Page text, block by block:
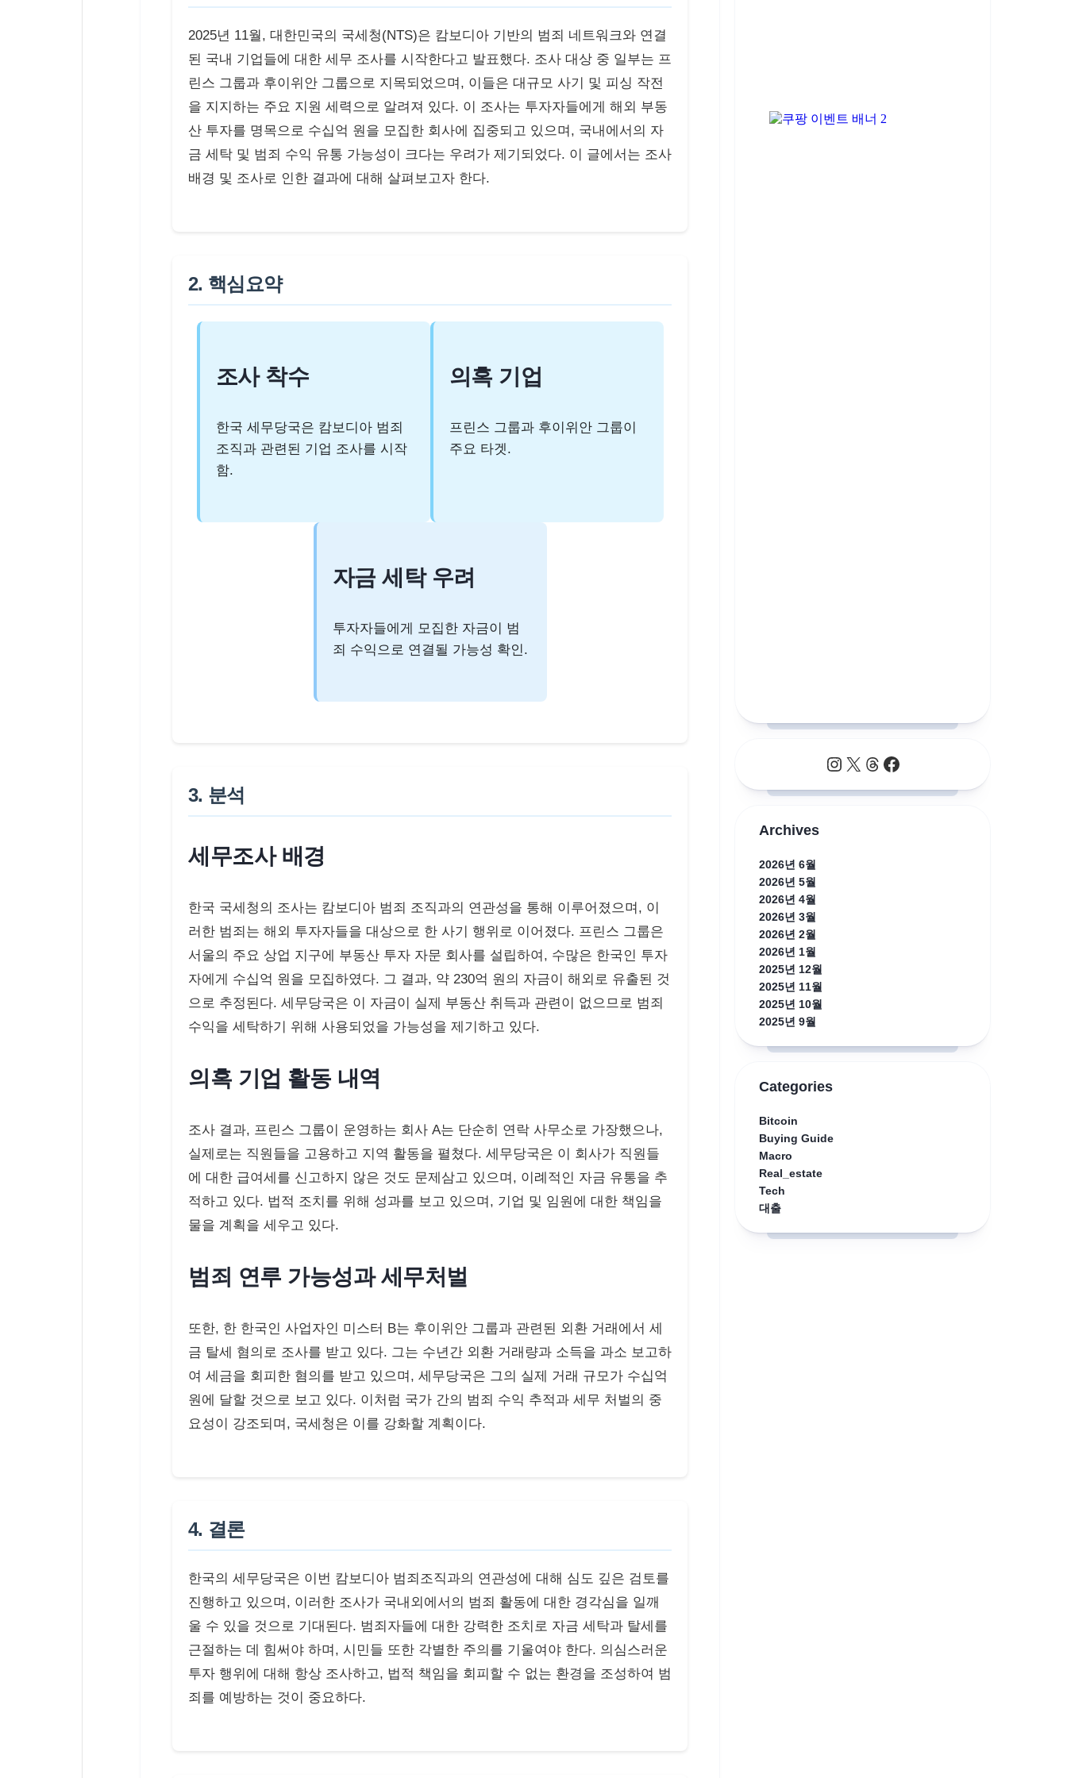
2025년 11월, 대한민국의 국세청(NTS)은 캄보디아 기반의 범죄 네트워크와 연결
된 국내 기업들에 대한 세무 조사를 시작한다고 발표했다. 조사 대상 중 일부는 프
린스 그룹과 후이위안 그룹으로 지목되었으며, 이들은 대규모 사기 및 피싱 작전
을 지지하는 주요 지원 세력으로 알려져 있다. 이 조사는 투자자들에게 해외 부동
산 투자를 명목으로 수십억 원을 모집한 회사에 집중되고 있으며, 국내에서의 자
금 세탁 및 범죄 수익 유통 가능성이 크다는 우려가 제기되었다. 이 글에서는 조사
배경 및 조사로 인한 결과에 대해 살펴보고자 한다.
2. 핵심요약
조사 착수
한국 세무당국은 캄보디아 범죄
조직과 관련된 기업 조사를 시작
함.
의혹 기업
프린스 그룹과 후이위안 그룹이
주요 타겟.
자금 세탁 우려
투자자들에게 모집한 자금이 범
죄 수익으로 연결될 가능성 확인.
3. 분석
세무조사 배경
한국 국세청의 조사는 캄보디아 범죄 조직과의 연관성을 통해 이루어졌으며, 이
러한 범죄는 해외 투자자들을 대상으로 한 사기 행위로 이어졌다. 프린스 그룹은
서울의 주요 상업 지구에 부동산 투자 자문 회사를 설립하여, 수많은 한국인 투자
자에게 수십억 원을 모집하였다. 그 결과, 약 230억 원의 자금이 해외로 유출된 것
으로 추정된다. 세무당국은 이 자금이 실제 부동산 취득과 관련이 없으므로 범죄
수익을 세탁하기 위해 사용되었을 가능성을 제기하고 있다.
의혹 기업 활동 내역
조사 결과, 프린스 그룹이 운영하는 회사 A는 단순히 연락 사무소로 가장했으나,
실제로는 직원들을 고용하고 지역 활동을 펼쳤다. 세무당국은 이 회사가 직원들
에 대한 급여세를 신고하지 않은 것도 문제삼고 있으며, 이례적인 자금 유통을 추
적하고 있다. 법적 조치를 위해 성과를 보고 있으며, 기업 및 임원에 대한 책임을
물을 계획을 세우고 있다.
범죄 연루 가능성과 세무처벌
또한, 한 한국인 사업자인 미스터 B는 후이위안 그룹과 관련된 외환 거래에서 세
금 탈세 혐의로 조사를 받고 있다. 그는 수년간 외환 거래량과 소득을 과소 보고하
여 세금을 회피한 혐의를 받고 있으며, 세무당국은 그의 실제 거래 규모가 수십억
원에 달할 것으로 보고 있다. 이처럼 국가 간의 범죄 수익 추적과 세무 처벌의 중
요성이 강조되며, 국세청은 이를 강화할 계획이다.
4. 결론
한국의 세무당국은 이번 캄보디아 범죄조직과의 연관성에 대해 심도 깊은 검토를
진행하고 있으며, 이러한 조사가 국내외에서의 범죄 활동에 대한 경각심을 일깨
울 수 있을 것으로 기대된다. 범죄자들에 대한 강력한 조치로 자금 세탁과 탈세를
근절하는 데 힘써야 하며, 시민들 또한 각별한 주의를 기울여야 한다. 의심스러운
투자 행위에 대해 항상 조사하고, 법적 책임을 회피할 수 없는 환경을 조성하여 범
죄를 예방하는 것이 중요하다.
Instagram
X Threads
Facebook
Archives
2026년 6월
2026년 5월
2026년 4월
2026년 3월
2026년 2월
2026년 1월
2025년 12월
2025년 11월
2025년 10월
2025년 9월
Categories
Bitcoin
Buying Guide
Macro
Real_estate
Tech
대출